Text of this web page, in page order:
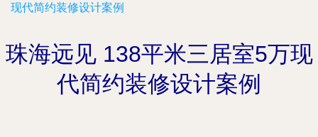
现代简约装修设计案例
珠海远见 138平米三居室5万现
代简约装修设计案例